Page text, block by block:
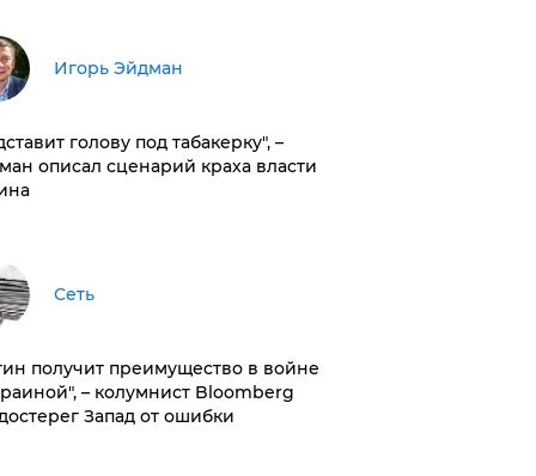
Игорь Эйдман
голову под табакерку", –
описал сценарий краха власти
Сеть
получит преимущество в войне
– колумнист Bloomberg
Запад от ошибки